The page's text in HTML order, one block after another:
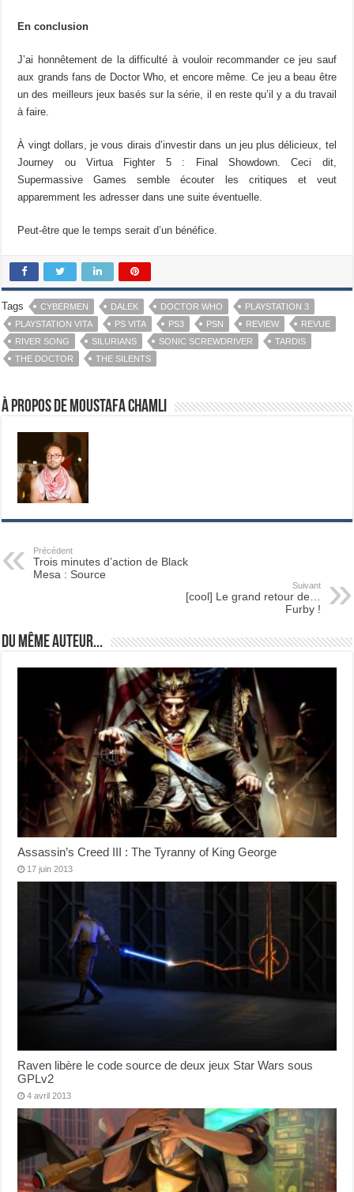
En conclusion
J’ai honnêtement de la difficulté à vouloir recommander ce jeu sauf
aux grands fans de Doctor Who, et encore même. Ce jeu a beau être
un des meilleurs jeux basés sur la série, il en reste qu’il y a du travail
à faire.
À vingt dollars, je vous dirais d’investir dans un jeu plus délicieux, tel
Journey ou Virtua Fighter 5 : Final Showdown. Ceci dit,
Supermassive Games semble écouter les critiques et veut
apparemment les adresser dans une suite éventuelle.
Peut-être que le temps serait d’un bénéfice.
Tags CYBERMEN DALEK DOCTOR WHO
PLAYSTATION 3
PLAYSTATION VITA
PS VITA PS3 PSN REVIEW
REVUE
RIVER SONG
SILURIANS SONIC SCREWDRIVER
TARDIS
THE DOCTOR
THE SILENTS
À propos de Moustafa Chamli
Précédent
Trois minutes d’action de Black
Mesa : Source
Suivant
[cool] Le grand retour de…
Furby !
Du même auteur...
Assassin’s Creed III : The Tyranny of King George
17 juin 2013
Raven libère le code source de deux jeux Star Wars sous
GPLv2
4 avril 2013